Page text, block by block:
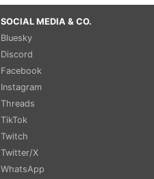
SOCIAL MEDIA & CO.
Bluesky
Discord
Facebook
Instagram
Threads
TikTok
Twitch
Twitter/X
WhatsApp